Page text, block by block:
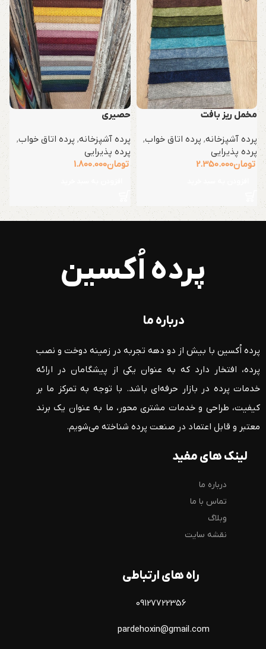
مخمل ریز بافت
پرده آشپزخانه, پرده اتاق خواب,
پرده پذیرایی
تومان2.350.000
حصیری
پرده آشپزخانه, پرده اتاق خواب,
پرده پذیرایی
تومان1.800.000
پرده اُکسین
درباره ما
پرده اُکسین با بیش از دو دهه تجربه در زمینه دوخت و نصب
پرده، افتخار دارد که به عنوان یکی از پیشگامان در ارائه
خدمات پرده در بازار حرفه‌ای باشد. با توجه به تمرکز ما بر
کیفیت، طراحی و خدمات مشتری محور، ما به عنوان یک برند
معتبر و قابل اعتماد در صنعت پرده شناخته می‌شویم.
لینک های مفید
درباره ما
تماس با ما
وبلاگ
نقشه سایت
راه های ارتباطی
09127722356
pardehoxin@gmail.com